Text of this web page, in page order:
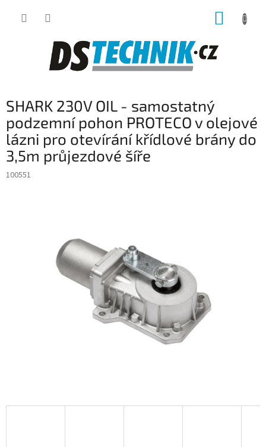
SHARK 230V OIL - samostatný
podzemní pohon PROTECO v olejové
lázni pro otevírání křídlové brány do
3,5m průjezdové šíře
100551